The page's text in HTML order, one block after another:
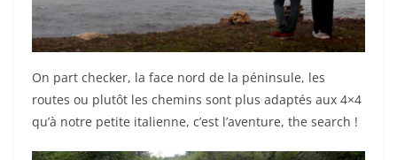
On part checker, la face nord de la péninsule, les
routes ou plutôt les chemins sont plus adaptés aux 4×4
qu’à notre petite italienne, c’est l’aventure, the search !